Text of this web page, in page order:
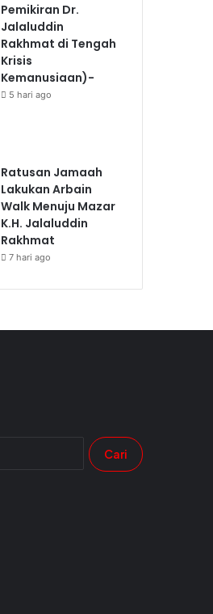
Pemikiran Dr.
Jalaluddin
Rakhmat di Tengah
Krisis
Kemanusiaan)-
5 hari ago
Ratusan Jamaah
Lakukan Arbain
Walk Menuju Mazar
K.H. Jalaluddin
Rakhmat
7 hari ago
Cari
untuk: